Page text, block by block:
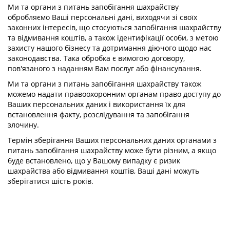
Ми та органи з питань запобігання шахрайству
обробляємо Ваші персональні дані, виходячи зі своїх
законних інтересів, що стосуються запобігання шахрайству
та відмивання коштів, а також ідентифікації особи, з метою
захисту нашого бізнесу та дотримання діючого щодо нас
законодавства. Така обробка є вимогою договору,
пов'язаного з наданням Вам послуг або фінансування.
Ми та органи з питань запобігання шахрайству також
можемо надати правоохоронним органам право доступу до
Ваших персональних даних і використання їх для
встановлення факту, розслідування та запобігання
злочину.
Термін зберігання Ваших персональних даних органами з
питань запобігання шахрайству може бути різним, а якщо
буде встановлено, що у Вашому випадку є ризик
шахрайства або відмивання коштів, Ваші дані можуть
зберігатися шість років.